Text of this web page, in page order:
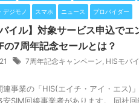
デジモノ スマホ ニュース プロバイダー
バイル】対象サービス申込で
7周年記念セールとは？
7周年記念キャンペーン, HISモバ
連事業の「HIS(エイチ・アイ・エス)
安SIM回線事業者があります。 同社